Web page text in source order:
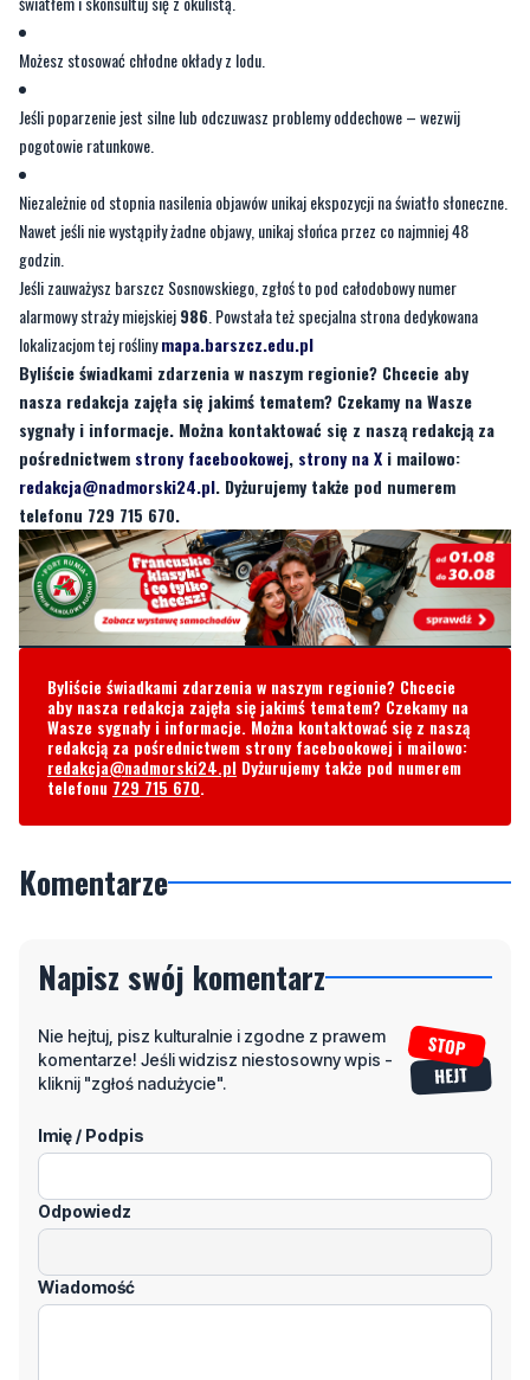
Możesz stosować chłodne okłady z lodu.
Jeśli poparzenie jest silne lub odczuwasz problemy oddechowe – wezwij
pogotowie ratunkowe.
Niezależnie od stopnia nasilenia objawów unikaj ekspozycji na światło słoneczne.
Nawet jeśli nie wystąpiły żadne objawy, unikaj słońca przez co najmniej 48
godzin.
Jeśli zauważysz barszcz Sosnowskiego, zgłoś to pod całodobowy numer
alarmowy straży miejskiej986. Powstała też specjalna strona dedykowana
lokalizacjom tej roślinymapa.barszcz.edu.pl
Byliście świadkami zdarzenia w naszym regionie? Chcecie aby
nasza redakcja zajęła się jakimś tematem? Czekamy na Wasze
sygnały i informacje. Można kontaktować się z naszą redakcją za
pośrednictwem strony facebookowej, strony na X i mailowo:
redakcja@nadmorski24.pl. Dyżurujemy także pod numerem
telefonu 729 715 670.
Byliście świadkami zdarzenia w naszym regionie? Chcecie
aby nasza redakcja zajęła się jakimś tematem? Czekamy na
Wasze sygnały i informacje. Można kontaktować się z naszą
redakcją za pośrednictwem strony facebookowej i mailowo:
redakcja@nadmorski24.pl Dyżurujemy także pod numerem
telefonu 729 715 670.
Komentarze
Napisz swój komentarz
Nie hejtuj, pisz kulturalnie i zgodne z prawem
komentarze! Jeśli widzisz niestosowny wpis -
kliknij "zgłoś nadużycie".
Imię / Podpis
Odpowiedz
Wiadomość